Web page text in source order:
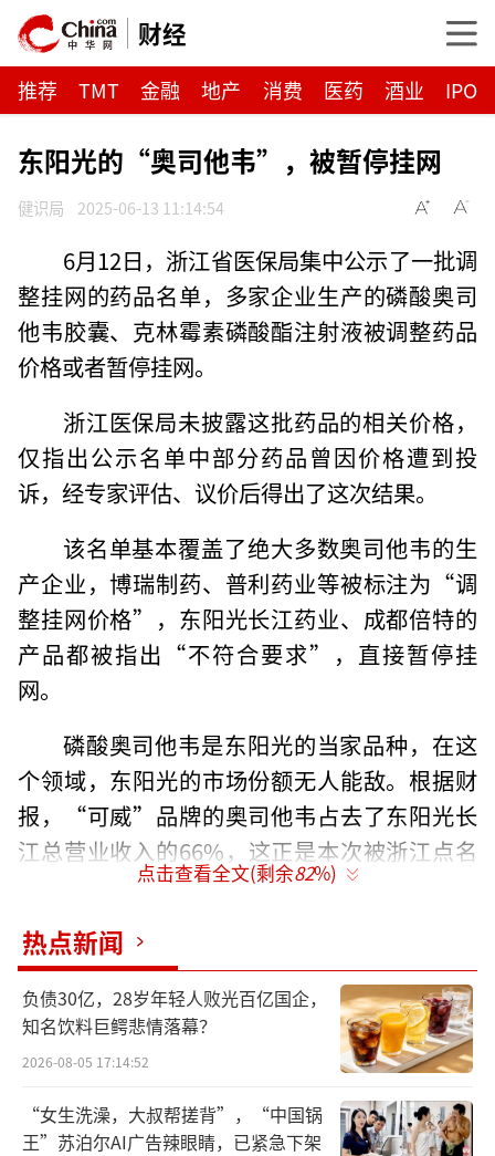
财经
推荐 TMT 金融 地产 消费 医药 酒业 IPO
东阳光的“奥司他韦”，被暂停挂网
健识局 2025-06-13 11:14:54
6月12日，浙江省医保局集中公示了一批调
整挂网的药品名单，多家企业生产的磷酸奥司
他韦胶囊、克林霉素磷酸酯注射液被调整药品
价格或者暂停挂网。
浙江医保局未披露这批药品的相关价格，
仅指出公示名单中部分药品曾因价格遭到投
诉，经专家评估、议价后得出了这次结果。
该名单基本覆盖了绝大多数奥司他韦的生
产企业，博瑞制药、普利药业等被标注为“调
整挂网价格”，东阳光长江药业、成都倍特的
产品都被指出“不符合要求”，直接暂停挂
网。
磷酸奥司他韦是东阳光的当家品种，在这
个领域，东阳光的市场份额无人能敌。根据财
报，“可威”品牌的奥司他韦占去了东阳光长
江总营业收入的66%，这正是本次被浙江点名
暂停挂网的品种。每年流感季，东阳光的产品
会处在舆论中心，引发各地监管部门的注意。
全方位限价
每逢流感季，奥司他韦频频因为涨价而被
推向风口浪尖。老百姓都很疑惑：奥司他韦不
是集采了吗，为什么还是那么贵？
点击查看全文(剩余82%)
热点新闻
负债30亿，28岁年轻人败光百亿国企，
知名饮料巨鳄悲情落幕？
2026-08-05 17:14:52
“女生洗澡，大叔帮搓背”，“中国锅
王”苏泊尔AI广告辣眼睛，已紧急下架